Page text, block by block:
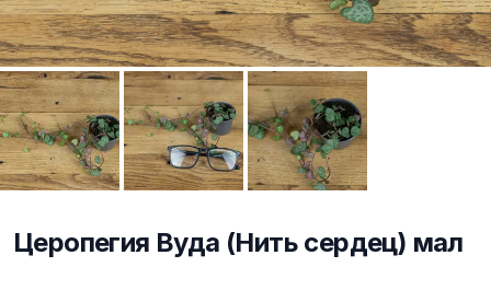
Церопегия Вуда (Нить сердец) мал